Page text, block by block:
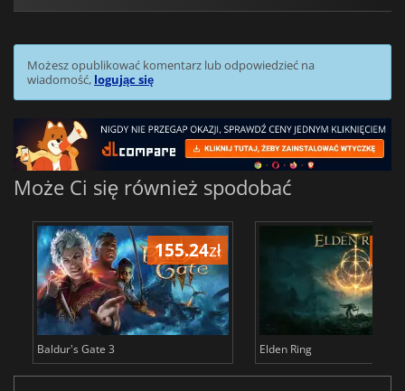
Możesz opublikować komentarz lub odpowiedzieć na
wiadomość, logując się
Może Ci się również spodobać
155.24zł
Baldur's Gate 3 Elden Ring